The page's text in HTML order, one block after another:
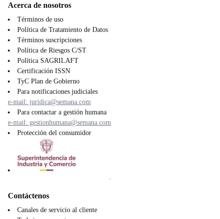
Acerca de nosotros
Términos de uso
Política de Tratamiento de Datos
Términos suscripciones
Política de Riesgos C/ST
Política SAGRILAFT
Certificación ISSN
TyC Plan de Gobierno
Para notificaciones judiciales
e-mail: juridica@semana.com
Para contactar a gestión humana
e-mail: gestionhumana@semana.com
Protección del consumidor
Contáctenos
Canales de servicio al cliente